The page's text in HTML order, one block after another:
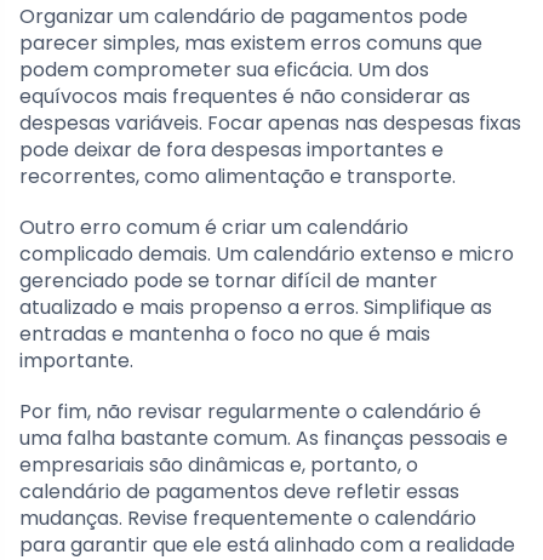
Organizar um calendário de pagamentos pode
parecer simples, mas existem erros comuns que
podem comprometer sua eficácia. Um dos
equívocos mais frequentes é não considerar as
despesas variáveis. Focar apenas nas despesas fixas
pode deixar de fora despesas importantes e
recorrentes, como alimentação e transporte.
Outro erro comum é criar um calendário
complicado demais. Um calendário extenso e micro
gerenciado pode se tornar difícil de manter
atualizado e mais propenso a erros. Simplifique as
entradas e mantenha o foco no que é mais
importante.
Por fim, não revisar regularmente o calendário é
uma falha bastante comum. As finanças pessoais e
empresariais são dinâmicas e, portanto, o
calendário de pagamentos deve refletir essas
mudanças. Revise frequentemente o calendário
para garantir que ele está alinhado com a realidade